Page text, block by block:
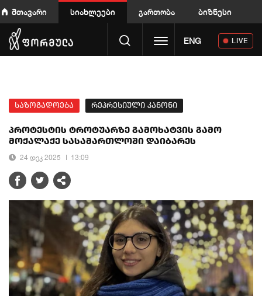
მთავარი სიახლეები გართობა ბიზნესი
Toggle navigation
ENG LIVE
საზოგადოება რეპრესიული კანონი
პროტესტის ტროტუარზე გამოხატვის გამო
მოქალაქე სასამართლოში დაიბარეს
24 დეკ 2025 13:09